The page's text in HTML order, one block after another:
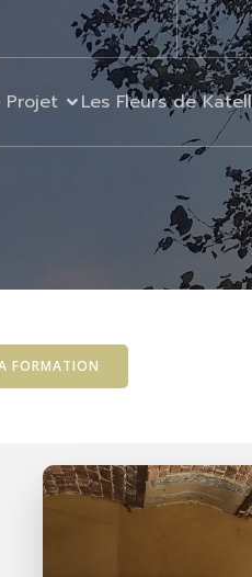
Projet Les Fleurs de Katell
FORMATION